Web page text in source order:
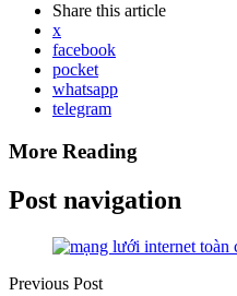
Share this article
x
facebook
pocket
whatsapp
telegram
More Reading
Post navigation
Previous Post